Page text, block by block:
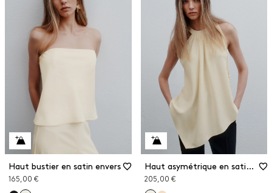
Haut bustier en satin envers
165,00 €
Haut asymétrique en satin envers
205,00 €